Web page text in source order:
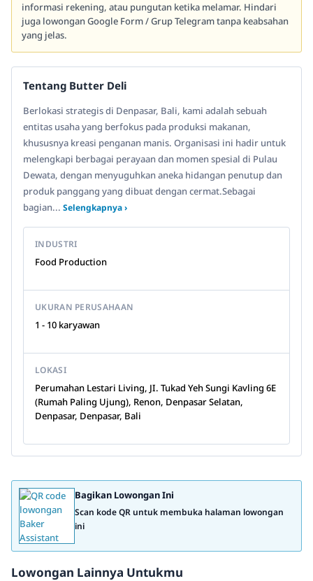
informasi rekening, atau pungutan ketika melamar. Hindari
juga lowongan Google Form / Grup Telegram tanpa keabsahan
yang jelas.
Tentang Butter Deli
Berlokasi strategis di Denpasar, Bali, kami adalah sebuah
entitas usaha yang berfokus pada produksi makanan,
khususnya kreasi penganan manis. Organisasi ini hadir untuk
melengkapi berbagai perayaan dan momen spesial di Pulau
Dewata, dengan menyuguhkan aneka hidangan penutup dan
produk panggang yang dibuat dengan cermat.Sebagai
bagian... Selengkapnya ›
INDUSTRI
Food Production
UKURAN PERUSAHAAN
1 - 10 karyawan
LOKASI
Perumahan Lestari Living, JI. Tukad Yeh Sungi Kavling 6E
(Rumah Paling Ujung), Renon, Denpasar Selatan,
Denpasar, Denpasar, Bali
Bagikan Lowongan Ini
Scan kode QR untuk membuka halaman lowongan
ini
Lowongan Lainnya Untukmu